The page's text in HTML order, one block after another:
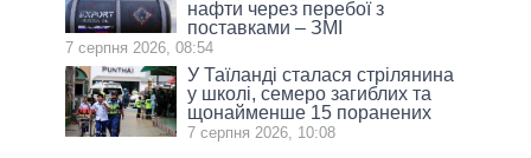
нафти через перебої з
поставками – ЗМІ
7 серпня 2026, 08:54
У Таїланді сталася стрілянина
у школі, семеро загиблих та
щонайменше 15 поранених
7 серпня 2026, 10:08